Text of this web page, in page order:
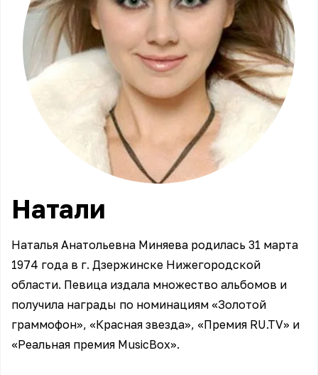
Натали
Наталья Анатольевна Миняева родилась 31 марта
1974 года в г. Дзержинске Нижегородской
области. Певица издала множество альбомов и
получила награды по номинациям «Золотой
граммофон», «Красная звезда», «Премия RU.TV» и
«Реальная премия MusicBox».